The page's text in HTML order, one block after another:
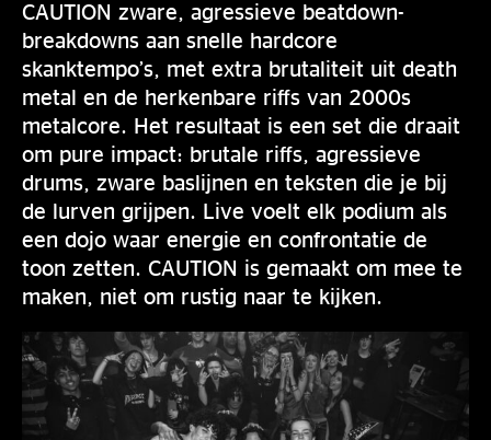
CAUTION zware, agressieve beatdown-
breakdowns aan snelle hardcore
skanktempo’s, met extra brutaliteit uit death
metal en de herkenbare riffs van 2000s
metalcore. Het resultaat is een set die draait
om pure impact: brutale riffs, agressieve
drums, zware baslijnen en teksten die je bij
de lurven grijpen. Live voelt elk podium als
een dojo waar energie en confrontatie de
toon zetten. CAUTION is gemaakt om mee te
maken, niet om rustig naar te kijken.